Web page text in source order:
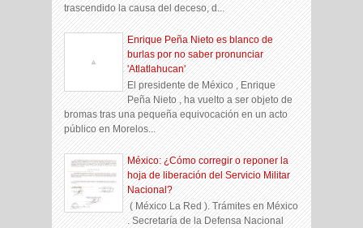
trascendido la causa del deceso, d...
Enrique Peña Nieto es blanco de
burlas por no saber pronunciar
'Atlatlahucan'
El presidente de México , Enrique
Peña Nieto , ha vuelto a ser objeto de
bromas tras una pequeña equivocación en un acto
público en Morelos...
México: ¿Cómo corregir o reponer la
hoja de liberación del Servicio Militar
Nacional?
( México La Red ). Trámites en México
. Secretaría de la Defensa Nacional